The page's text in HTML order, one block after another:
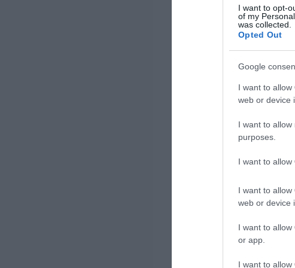
I want to opt-
of my
was collected.
Opted Out
Google
I want to
web or device
I want to
purposes.
I want to allow
I want to
web or device
I want to
or app.
I want to allow